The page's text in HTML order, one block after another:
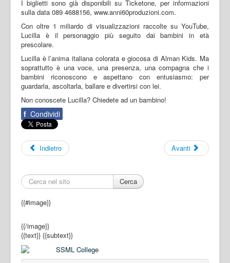
I biglietti sono già disponibili su Ticketone, per informazioni
sulla data 089 4688156, www.anni60produzioni.com.
Con oltre 1 miliardo di visualizzazioni raccolte su YouTube,
Lucilla è il personaggio più seguito dai bambini in età
prescolare.
Lucilla è l’anima italiana colorata e giocosa di Alman Kids. Ma
soprattutto è una voce, una presenza, una compagna che i
bambini riconoscono e aspettano con entusiasmo: per
guardarla, ascoltarla, ballare e divertirsi con lei.
Non conoscete Lucilla? Chiedete ad un bambino!
f Condividi
Indietro Avanti
Cerca
{{#image}}
{{/image}}
{{text}} {{subtext}}